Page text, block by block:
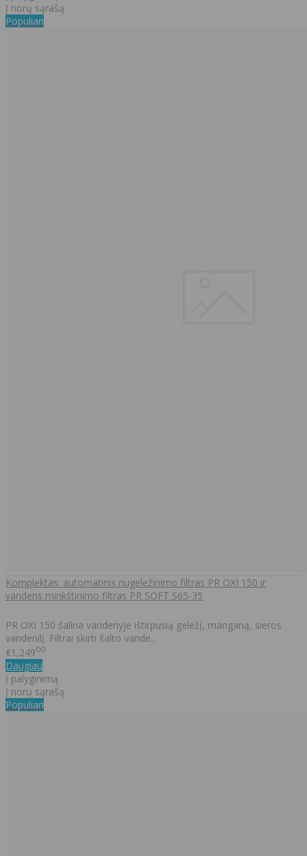
Į norų sąrašą
Populiari
Komplektas: automatinis nugeležinimo filtras PR OXI 150 ir
vandens minkštinimo filtras PR SOFT S65-35
PR OXI 150 šalina vandenyje ištirpusią geležį, manganą, sieros
vandenilį. Filtrai skirti šalto vande..
€1,24900
Daugiau
Į palyginimą
Į norų sąrašą
Populiari